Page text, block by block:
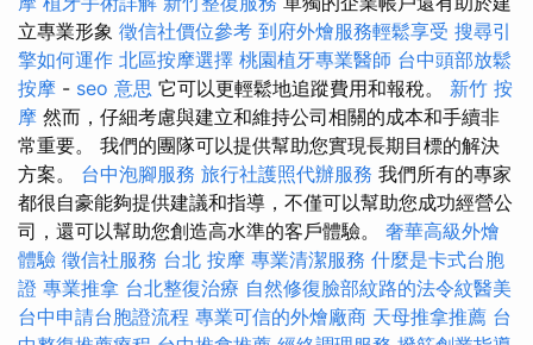
立專業形象 徵信社價位參考 到府外燴服務輕鬆享受 搜尋引
擎如何運作 北區按摩選擇 桃園植牙專業醫師 台中頭部放鬆
按摩 - seo 意思 它可以更輕鬆地追蹤費用和報稅。 新竹 按
摩 然而，仔細考慮與建立和維持公司相關的成本和手續非
常重要。 我們的團隊可以提供幫助您實現長期目標的解決
方案。 台中泡腳服務 旅行社護照代辦服務 我們所有的專家
都很自豪能夠提供建議和指導，不僅可以幫助您成功經營公
司，還可以幫助您創造高水準的客戶體驗。 奢華高級外燴
體驗 徵信社服務 台北 按摩 專業清潔服務 什麼是卡式台胞
證 專業推拿 台北整復治療 自然修復臉部紋路的法令紋醫美
台中申請台胞證流程 專業可信的外燴廠商 天母推拿推薦 台